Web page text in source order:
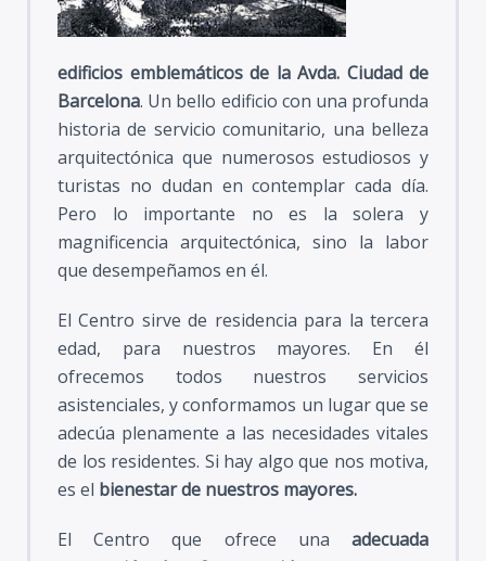
edificios emblemáticos de la Avda. Ciudad de
Barcelona. Un bello edificio con una profunda
historia de servicio comunitario, una belleza
arquitectónica que numerosos estudiosos y
turistas no dudan en contemplar cada día.
Pero lo importante no es la solera y
magnificencia arquitectónica, sino la labor
que desempeñamos en él.
El Centro sirve de residencia para la tercera
edad, para nuestros mayores. En él
ofrecemos todos nuestros servicios
asistenciales, y conformamos un lugar que se
adecúa plenamente a las necesidades vitales
de los residentes. Si hay algo que nos motiva,
es el bienestar de nuestros mayores.
El Centro que ofrece una adecuada